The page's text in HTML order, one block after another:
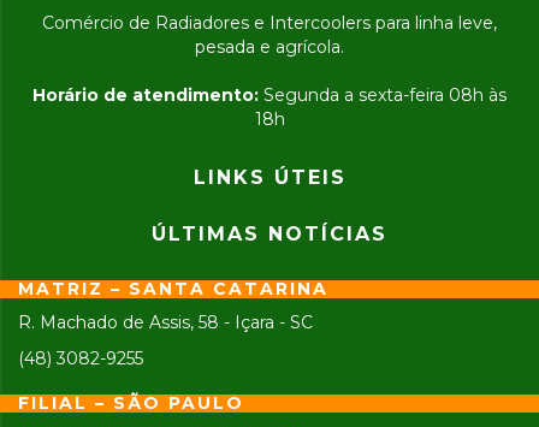
Comércio de Radiadores e Intercoolers para linha leve,
pesada e agrícola.
Horário de atendimento: Segunda a sexta-feira 08h às
18h
LINKS ÚTEIS
ÚLTIMAS NOTÍCIAS
MATRIZ – SANTA CATARINA
R. Machado de Assis, 58 - Içara - SC
(48) 3082-9255
FILIAL – SÃO PAULO